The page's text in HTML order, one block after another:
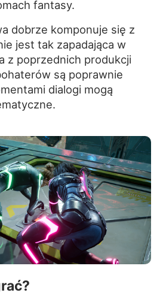
fantasy.
dobrze komponuje się z
jest tak zapadająca w
z poprzednich produkcji
są poprawnie
dialogi mogą